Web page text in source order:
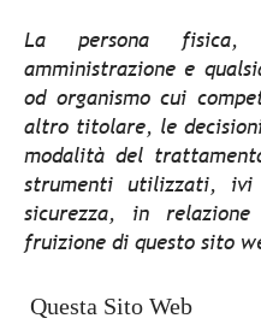
La persona fisica,
amministrazione e
od organismo cui
altro titolare, le
modalità del
strumenti utilizzati,
sicurezza, in
fruizione di questo sito
Questa Sito Web